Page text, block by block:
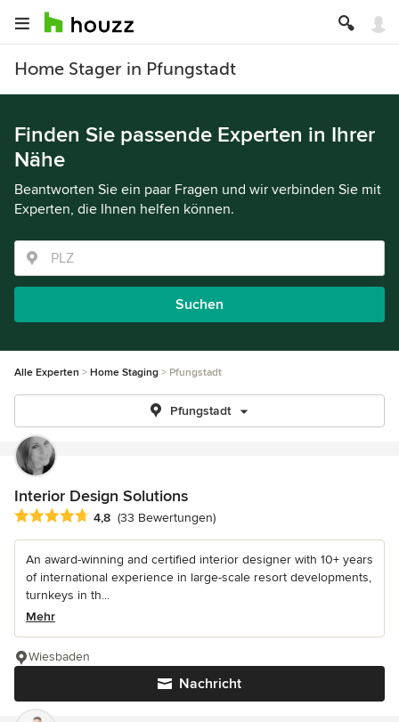
Home Stager in Pfungstadt
Finden Sie passende Experten in Ihrer
Nähe
Beantworten Sie ein paar Fragen und wir verbinden Sie mit
Experten, die Ihnen helfen können.
Suchen
Alle Experten Home Staging Pfungstadt
Pfungstadt
Interior Design Solutions
Durchschnittliche Bewertung: 4.8 von 5 Sternen
4,8 (33 Bewertungen)
An award-winning and certified interior designer with 10+ years
of international experience in large-scale resort developments,
turnkeys in th...
Mehr
Nachricht
Wiesbaden